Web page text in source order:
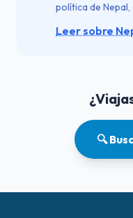
política de
Leer sobre
🔍